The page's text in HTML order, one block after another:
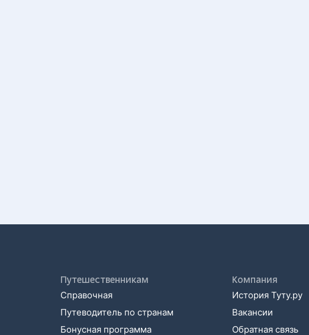
Путешественникам
Справочная
Путеводитель по странам
Бонусная программа
Компания
История Туту.ру
Вакансии
Обратная связь